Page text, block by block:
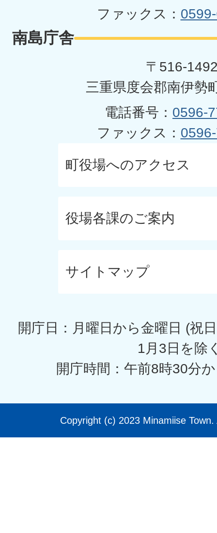
ファックス：
南島庁舎
〒516-
三重県度会郡南伊勢
電話番号： 0596-
ファックス：
町役場へのアクセス
役場各課のご案内
サイトマップ
開庁日：月曜日から金曜日 (祝
1月3日を除
開庁時間：午前8時30分
Copyright (c) 2023 Minamiise